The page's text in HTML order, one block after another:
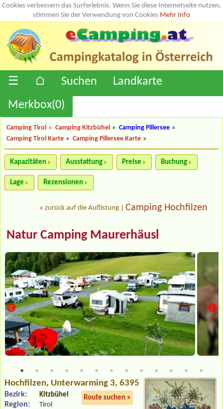
Cookies verbessern das Surferlebnis. Wenn Sie diese Internetseite nutzen,
stimmen Sie der Verwendung von Cookies Mehr Info
☰ ⌂ Suchen
Landkarte
Merkbox(0)
Camping Tirol » Camping Kitzbühel » Camping Pillersee »
Camping Tirol Karte » Camping Pillersee Karte »
Kapazitäten Ausstattung Preise Buchung
Lage Rezensionen
« zurück auf die Auflistung Camping Hochfilzen
Natur Camping Maurerhäusl
Hochfilzen, Unterwarming 3, 6395
Route suchen »
Bezirk: Kitzbühel
Region: Tirol